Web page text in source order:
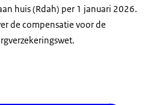
huis (Rdah) per 1 januari 2026.
de compensatie voor de